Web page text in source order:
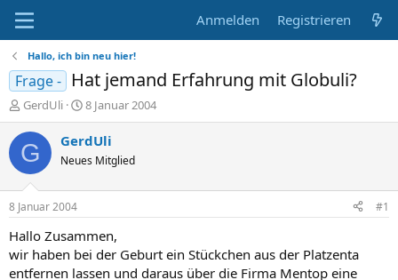
Anmelden Registrieren
Hallo, ich bin neu hier!
Frage - Hat jemand Erfahrung mit Globuli?
E
r
s
t
e
r
GerdUli
E
r
s
e
t
a
m
8 Januar 2004
G GerdUli
Neues Mitglied
8 Januar 2004 #1
Hallo Zusammen,
wir haben bei der Geburt ein Stückchen aus der Platzenta
entfernen lassen und daraus über die Firma Mentop eine